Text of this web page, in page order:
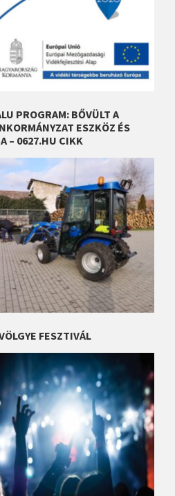
PROGRAM: BŐVÜLT A
ESZKÖZ ÉS
– 0627.HU CIKK
FESZTIVÁL